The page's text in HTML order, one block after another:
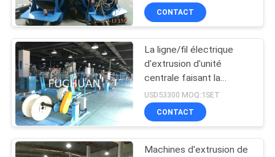
PROPOS
DE
NOUS
VISITE
DE
L'USINE
machine bunching
double torsion
d'halogène
CONTACT
La ligne/fil électrique
d'extrusion d'unité
centrale faisant la
machine avec la tension
épongent
USD53300 MOQ:1SET
CONTACT
Machines d'extrusion de